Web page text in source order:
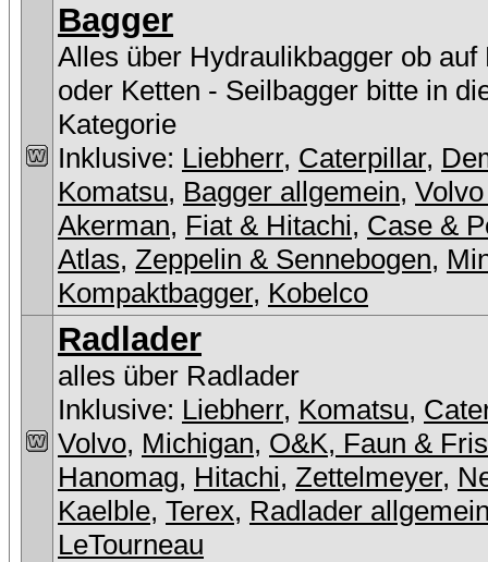
Bagger
Alles über Hydraulikbagger ob auf
oder Ketten - Seilbagger bitte in
Kategorie
Inklusive: Liebherr, Caterpillar,
Komatsu, Bagger allgemein,
Akerman, Fiat & Hitachi, Case &
Atlas, Zeppelin & Sennebogen,
Kompaktbagger, Kobelco
Radlader
alles über Radlader
Inklusive: Liebherr, Komatsu,
Volvo, Michigan, O&K, Faun &
Hanomag, Hitachi, Zettelmeyer,
Kaelble, Terex, Radlader
LeTourneau